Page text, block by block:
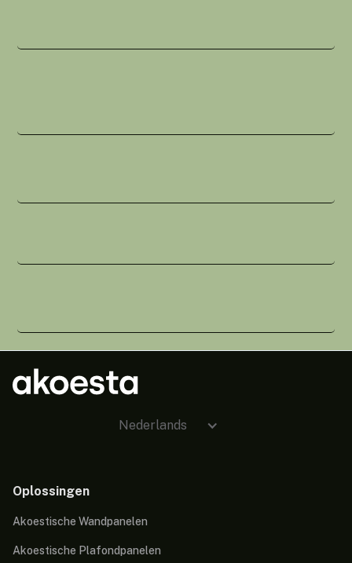
Nederlands
Oplossingen
Akoestische Wandpanelen
Akoestische Plafondpanelen